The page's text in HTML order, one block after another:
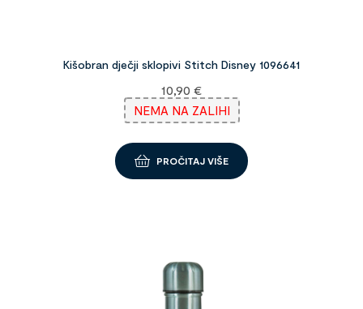
Kišobran dječji sklopivi Stitch Disney 1096641
10,90 €
NEMA NA ZALIHI
PROČITAJ VIŠE